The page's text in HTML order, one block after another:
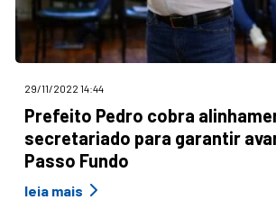
29/11/2022 14:44
Prefeito Pedro cobra
secretariado para garantir
Passo Fundo
leia mais